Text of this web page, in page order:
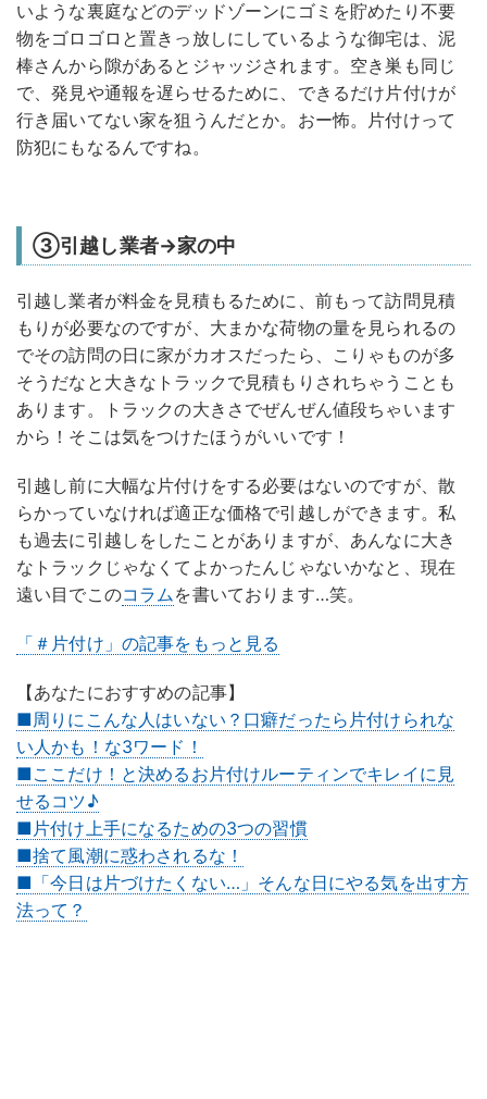
いような裏庭などのデッドゾーンにゴミを貯めたり不要
物をゴロゴロと置きっ放しにしているような御宅は、泥
棒さんから隙があるとジャッジされます。空き巣も同じ
で、発見や通報を遅らせるために、できるだけ片付けが
行き届いてない家を狙うんだとか。おー怖。片付けって
防犯にもなるんですね。
③引越し業者→家の中
引越し業者が料金を見積もるために、前もって訪問見積
もりが必要なのですが、大まかな荷物の量を見られるの
でその訪問の日に家がカオスだったら、こりゃものが多
そうだなと大きなトラックで見積もりされちゃうことも
あります。トラックの大きさでぜんぜん値段ちゃいます
から！そこは気をつけたほうがいいです！
引越し前に大幅な片付けをする必要はないのですが、散
らかっていなければ適正な価格で引越しができます。私
も過去に引越しをしたことがありますが、あんなに大き
なトラックじゃなくてよかったんじゃないかなと、現在
遠い目でこのコラムを書いております…笑。
「＃片付け」の記事をもっと見る
【あなたにおすすめの記事】
■周りにこんな人はいない？口癖だったら片付けられな
い人かも！な3ワード！
■ここだけ！と決めるお片付けルーティンでキレイに見
せるコツ♪
■片付け上手になるための3つの習慣
■捨て風潮に惑わされるな！
■「今日は片づけたくない…」そんな日にやる気を出す方
法って？